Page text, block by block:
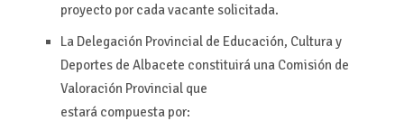
proyecto por cada vacante solicitada.
La Delegación Provincial de Educación, Cultura y
Deportes de Albacete constituirá una Comisión de
Valoración Provincial que
estará compuesta por: